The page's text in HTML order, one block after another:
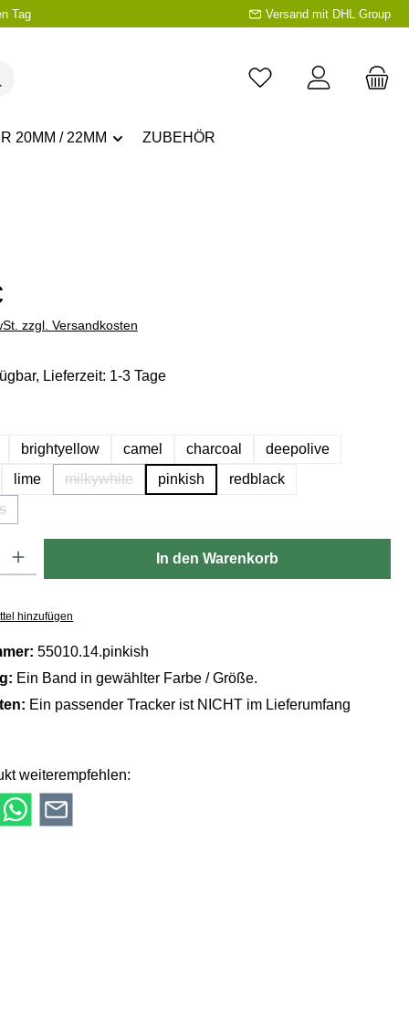
Tag Versand mit DHL Group
20MM / 22MM ZUBEHÖR
zzgl. Versandkosten
Lieferzeit: 1-3 Tage
brightyellow camel charcoal
deepolive
lime milkywhite
(Diese Option ist zurzeit nicht verfügbar.)
pinkish
redblack
Option ist zurzeit nicht verfügbar.)
In den Warenkorb
hinzufügen
55010.14.pinkish
Ein Band in gewählter Farbe / Größe.
Ein passender Tracker ist NICHT im Lieferumfang
weiterempfehlen: